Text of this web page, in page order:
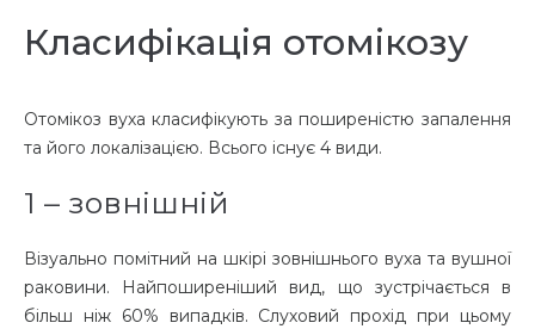
Класифікація отомікозу
Отомікоз вуха класифікують за поширеністю запалення
та його локалізацією. Всього існує 4 види.
1 – зовнішній
Візуально помітний на шкірі зовнішнього вуха та вушної
раковини. Найпоширеніший вид, що зустрічається в
більш ніж 60% випадків. Слуховий прохід при цьому